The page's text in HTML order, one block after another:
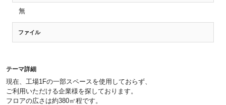
無
ファイル
テーマ詳細
現在、工場1Fの一部スペースを使用しておらず、
ご利用いただける企業様を探しております。
フロアの広さは約380㎡程です。